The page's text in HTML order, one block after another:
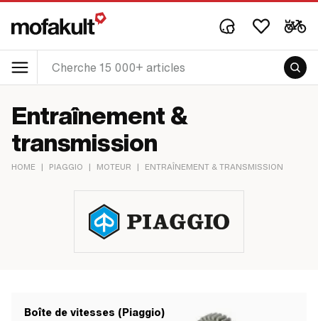
Entraînement &
transmission
HOME | PIAGGIO | MOTEUR | ENTRAÎNEMENT & TRANSMISSION
Boîte de vitesses (Piaggio)